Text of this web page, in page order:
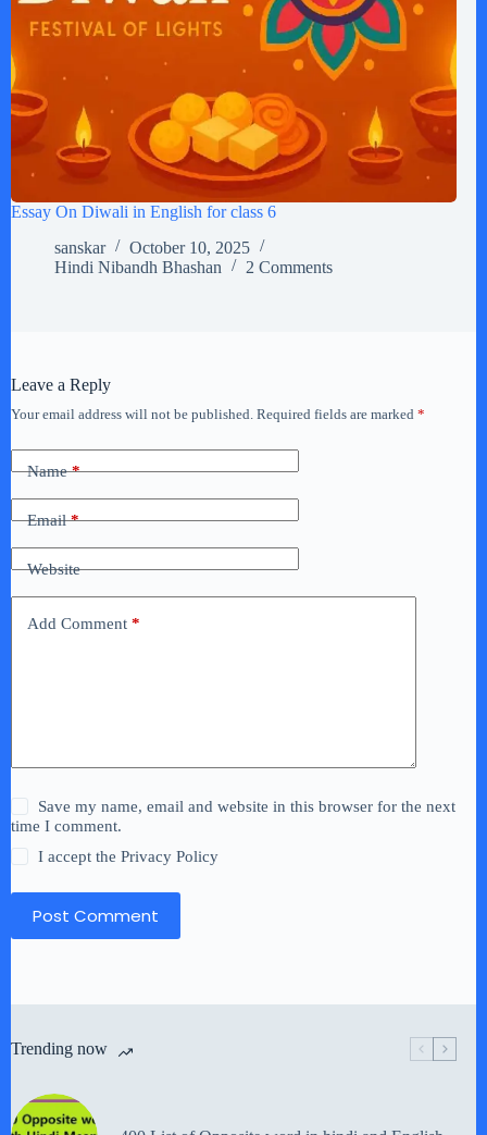
Essay On Diwali in English for class 6
sanskar
October 10, 2025
Hindi Nibandh Bhashan
2 Comments
Leave a Reply
Your email address will not be published. Required fields are marked *
Name*
Email*
Website
Add Comment *
Save my name, email and website in this browser for the next
time I comment.
I accept thePrivacy Policy
Post Comment
Trending now